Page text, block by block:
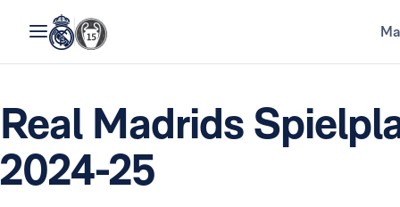
Real Madrids
2024-25